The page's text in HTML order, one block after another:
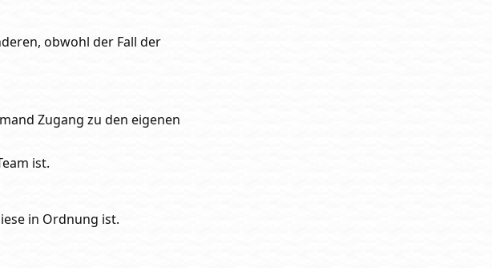
obwohl der Fall der
Zugang zu den eigenen
ist.
in Ordnung ist.